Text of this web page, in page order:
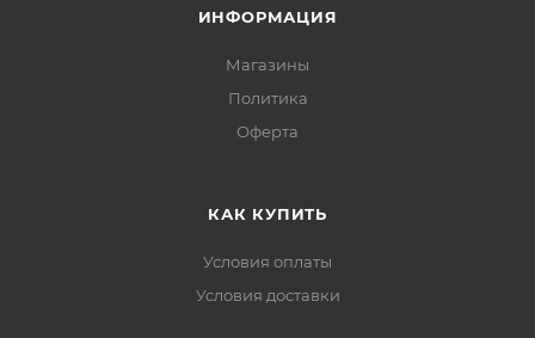
ИНФОРМАЦИЯ
Магазины
Политика
Офертa
КАК КУПИТЬ
Условия оплаты
Условия доставки